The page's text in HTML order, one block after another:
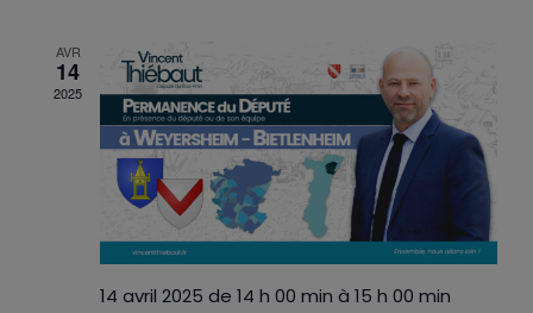
vues
AVR
14
2025
14 avril 2025 de 14 h 00 min à 15 h 00 min